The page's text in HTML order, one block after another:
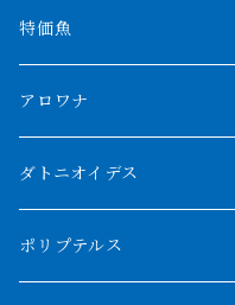
特価魚
アロワナ
クンパイ
アブソリュートレッド
ダトニオイデス
シャムタイガー
ポリプテルス